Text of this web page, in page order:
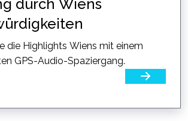
durch Wiens
die Highlights Wiens mit einem
GPS-Audio-Spaziergang.